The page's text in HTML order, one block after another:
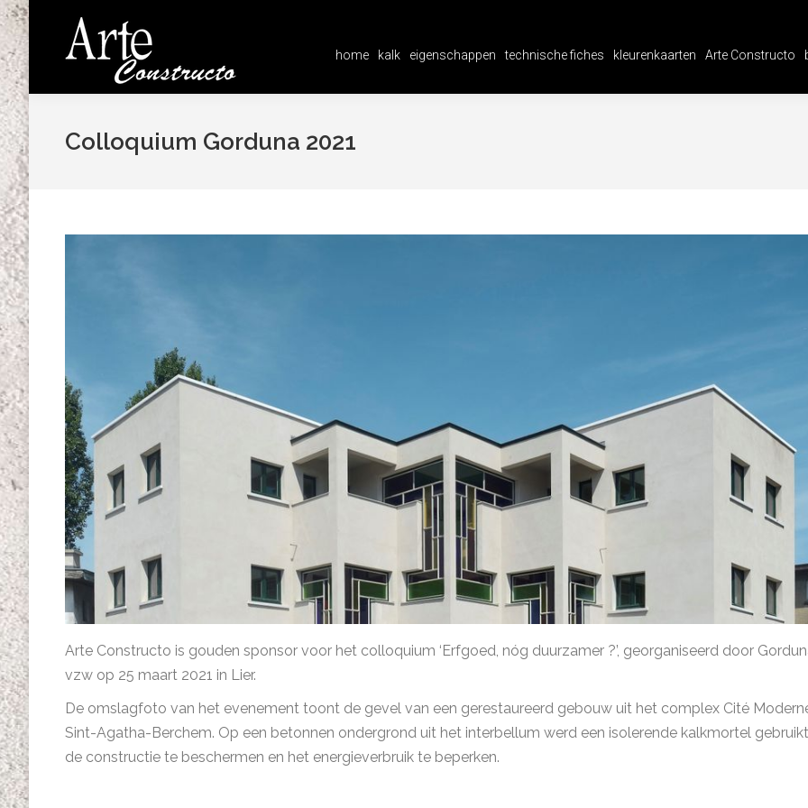
home kalk eigenschappen technische fiches kleurenkaarten Arte Constructo
Colloquium Gorduna 2021
Arte Constructo is gouden sponsor voor het colloquium ‘Erfgoed, nóg duurzamer ?’, georganiseerd door
vzw op 25 maart 2021 in Lier.
De omslagfoto van het evenement toont de gevel van een gerestaureerd gebouw uit het complex Cité
Sint-Agatha-Berchem. Op een betonnen ondergrond uit het interbellum werd een isolerende kalkmortel
de constructie te beschermen en het energieverbruik te beperken.